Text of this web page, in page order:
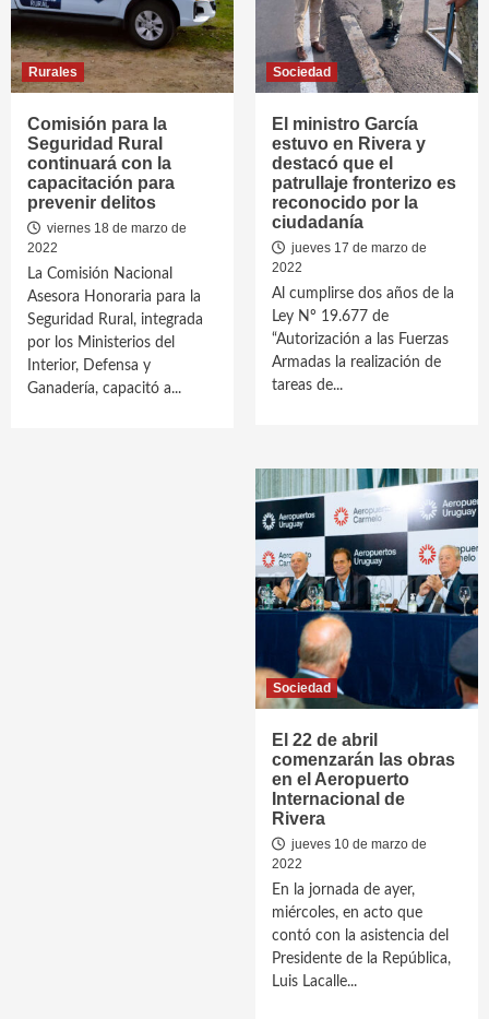
Rurales
Comisión para la
Seguridad Rural
continuará con la
capacitación para
prevenir delitos
viernes 18 de marzo de
2022
La Comisión Nacional
Asesora Honoraria para la
Seguridad Rural, integrada
por los Ministerios del
Interior, Defensa y
Ganadería, capacitó a...
Sociedad
El ministro García
estuvo en Rivera y
destacó que el
patrullaje fronterizo es
reconocido por la
ciudadanía
jueves 17 de marzo de
2022
Al cumplirse dos años de la
Ley Nº 19.677 de
“Autorización a las Fuerzas
Armadas la realización de
tareas de...
Sociedad
El 22 de abril
comenzarán las obras
en el Aeropuerto
Internacional de
Rivera
jueves 10 de marzo de
2022
En la jornada de ayer,
miércoles, en acto que
contó con la asistencia del
Presidente de la República,
Luis Lacalle...